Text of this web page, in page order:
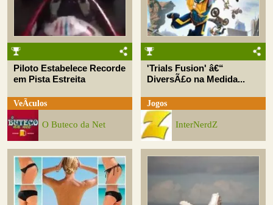
Piloto Estabelece Recorde
em Pista Estreita
VeÃ­culos
O Buteco da Net
'Trials Fusion' â€“
DiversÃ£o na Medida...
Jogos
InterNerdZ